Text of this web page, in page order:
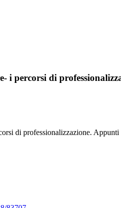
i percorsi di
di professionalizzazione.